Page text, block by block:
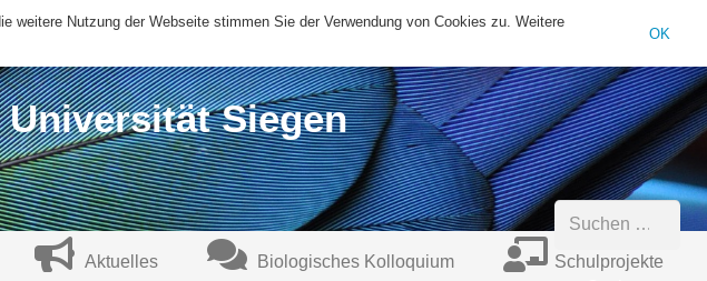
sekretariat@biologie.uni-siegen.de +49 (0)271/740-4546
Siegen
Aktuelles Biologisches Kolloquium Schulprojekte
Suchen
Nutzung der Webseite stimmen Sie der Verwendung von Cookies zu. Weitere
OK